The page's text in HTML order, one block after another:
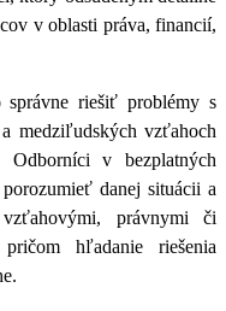
v oblasti práva, financií,
správne riešiť problémy s
medziľudských vzťahoch
v bezplatných
danej situácii a
právnymi či
hľadanie riešenia